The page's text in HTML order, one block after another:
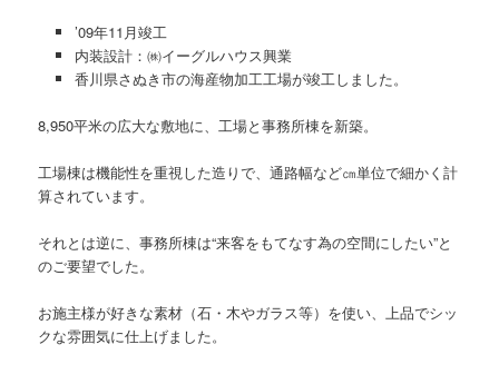
ン
移
動
ツ
動
’09年11月竣工
内装設計：㈱イーグルハウス興業
香川県さぬき市の海産物加工工場が竣工しました。
8,950平米の広大な敷地に、工場と事務所棟を新築。
工場棟は機能性を重視した造りで、通路幅など㎝単位で細かく計
算されています。
それとは逆に、事務所棟は“来客をもてなす為の空間にしたい”と
のご要望でした。
お施主様が好きな素材（石・木やガラス等）を使い、上品でシッ
クな雰囲気に仕上げました。